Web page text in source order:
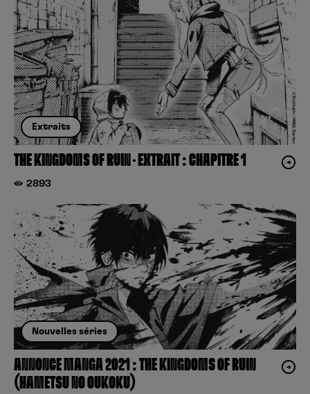
Extraits
THE KINGDOMS OF RUIN – EXTRAIT : CHAPITRE 1
2893
Nouvelles séries
ANNONCE MANGA 2021 : THE KINGDOMS OF RUIN
(HAMETSU NO OUKOKU)